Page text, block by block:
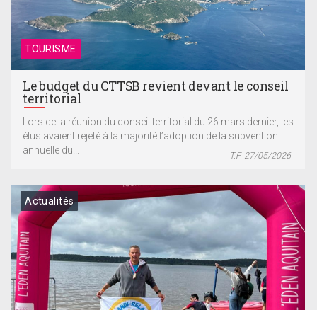
TOURISME
Le budget du CTTSB revient devant le conseil
territorial
Lors de la réunion du conseil territorial du 26 mars dernier, les
élus avaient rejeté à la majorité l’adoption de la subvention
annuelle du...
T.F. 27/05/2026
Actualités